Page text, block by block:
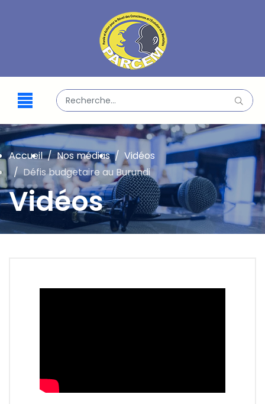
Valider
Vidéos
Accueil Nos médias
Vidéos
Défis budgetaire au Burundi